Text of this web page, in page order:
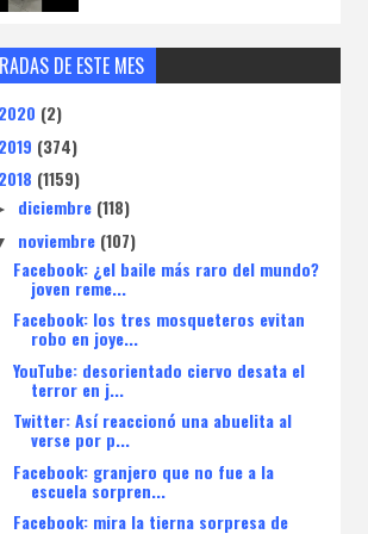
DE ESTE MES
2020 (2)
2019 (374)
2018 (1159)
diciembre (118)
noviembre (107)
Facebook: ¿el baile más raro del mundo?
joven reme...
Facebook: los tres mosqueteros evitan
robo en joye...
YouTube: desorientado ciervo desata el
terror en j...
Twitter: Así reaccionó una abuelita al
verse por p...
Facebook: granjero que no fue a la
escuela sorpren...
Facebook: mira la tierna sorpresa de